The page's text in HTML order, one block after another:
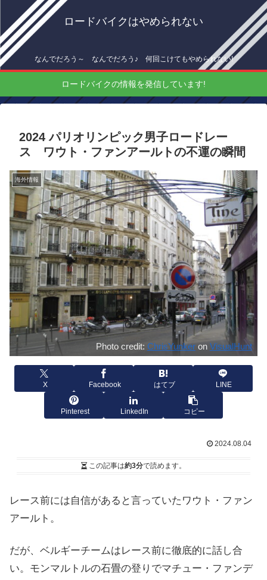
ロードバイクはやめられない
なんでだろう～ なんでだろう♪ 何回こけてもやめられない!
ロードバイクの情報を発信しています!
2024 パリオリンピック男子ロードレー
ス ワウト・ファンアールトの不運の瞬間
海外情報
Photo credit: ChrisYunkeron VisualHunt
X Facebook はてブ LINE
Pinterest LinkedIn コピー
2024.08.04
この記事は約3分で読めます。
レース前には自信があると言っていたワウト・ファン
アールト。
だが、ベルギーチームはレース前に徹底的に話し合
い。モンマルトルの石畳の登りでマチュー・ファンデ